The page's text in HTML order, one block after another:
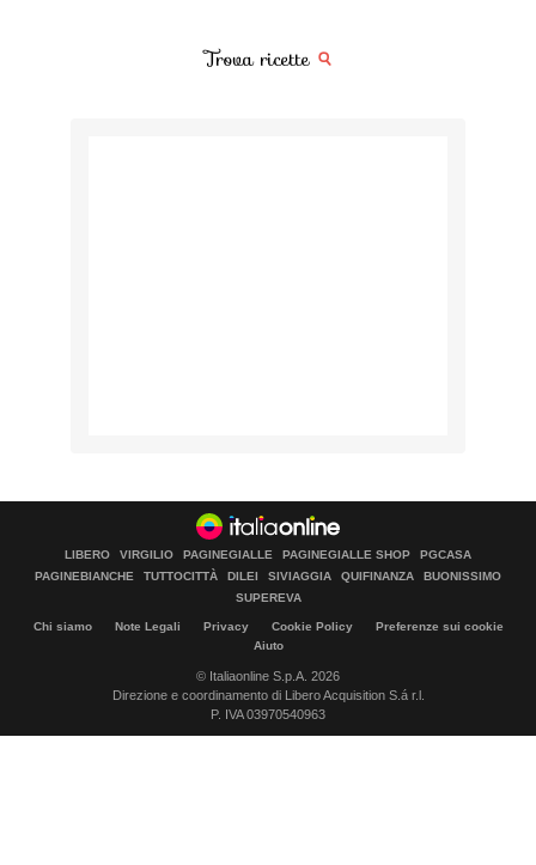
Trova ricette
LIBERO VIRGILIO PAGINEGIALLE PAGINEGIALLE SHOP
PGCASA
PAGINEBIANCHE
TUTTOCITTÀ DILEI SIVIAGGIA QUIFINANZA
BUONISSIMO
SUPEREVA
Chi siamo Note Legali Privacy Cookie Policy
Preferenze sui cookie
Aiuto
© Italiaonline S.p.A. 2026
Direzione e coordinamento di Libero Acquisition S.á r.l.
P. IVA 03970540963